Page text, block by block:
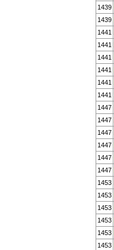
1439
1439
1441
1441
1441
1441
1441
1441
1447
1447
1447
1447
1447
1447
1453
1453
1453
1453
1453
1453